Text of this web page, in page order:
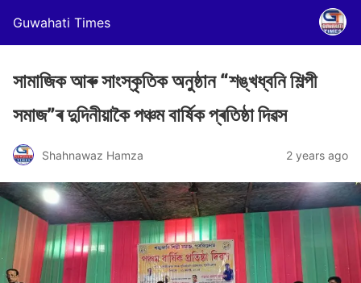
Guwahati Times
সামাজিক আৰু সাংস্কৃতিক অনুষ্ঠান “শঙ্খধ্বনি শিল্পী
সমাজ”ৰ দুদিনীয়াকৈ পঞ্চম বাৰ্ষিক প্ৰতিষ্ঠা দিৱস
Shahnawaz Hamza 2 years ago